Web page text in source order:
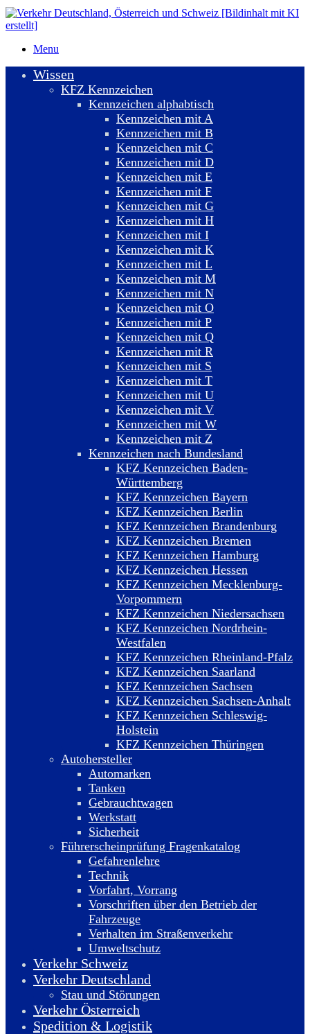
Menu
Wissen
KFZ Kennzeichen
Kennzeichen alphabtisch
Kennzeichen mit A
Kennzeichen mit B
Kennzeichen mit C
Kennzeichen mit D
Kennzeichen mit E
Kennzeichen mit F
Kennzeichen mit G
Kennzeichen mit H
Kennzeichen mit I
Kennzeichen mit K
Kennzeichen mit L
Kennzeichen mit M
Kennzeichen mit N
Kennzeichen mit O
Kennzeichen mit P
Kennzeichen mit Q
Kennzeichen mit R
Kennzeichen mit S
Kennzeichen mit T
Kennzeichen mit U
Kennzeichen mit V
Kennzeichen mit W
Kennzeichen mit Z
Kennzeichen nach Bundesland
KFZ Kennzeichen Baden-
Württemberg
KFZ Kennzeichen Bayern
KFZ Kennzeichen Berlin
KFZ Kennzeichen Brandenburg
KFZ Kennzeichen Bremen
KFZ Kennzeichen Hamburg
KFZ Kennzeichen Hessen
KFZ Kennzeichen Mecklenburg-
Vorpommern
KFZ Kennzeichen Niedersachsen
KFZ Kennzeichen Nordrhein-
Westfalen
KFZ Kennzeichen Rheinland-Pfalz
KFZ Kennzeichen Saarland
KFZ Kennzeichen Sachsen
KFZ Kennzeichen Sachsen-Anhalt
KFZ Kennzeichen Schleswig-
Holstein
KFZ Kennzeichen Thüringen
Autohersteller
Automarken
Tanken
Gebrauchtwagen
Werkstatt
Sicherheit
Führerscheinprüfung Fragenkatalog
Gefahrenlehre
Technik
Vorfahrt, Vorrang
Vorschriften über den Betrieb der
Fahrzeuge
Verhalten im Straßenverkehr
Umweltschutz
Verkehr Schweiz
Verkehr Deutschland
Stau und Störungen
Verkehr Österreich
Spedition & Logistik